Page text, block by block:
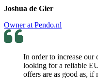
Joshua de Gier
Owner at Pendo.nl
In order to increase our
looking for a reliable
offers are as good as, if